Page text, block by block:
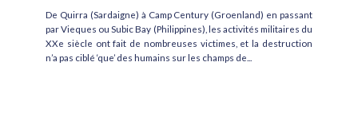
De Quirra (Sardaigne) à Camp Century (Groenland) en passant
par Vieques ou Subic Bay (Philippines), les activités militaires du
XXe siècle ont fait de nombreuses victimes, et la destruction
n’a pas ciblé ‘que’ des humains sur les champs de...